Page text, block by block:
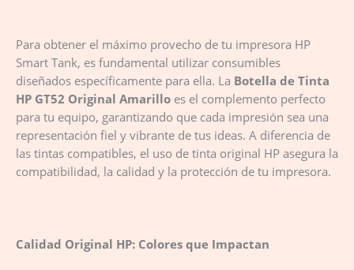
Para obtener el máximo provecho de tu impresora HP
Smart Tank, es fundamental utilizar consumibles
diseñados específicamente para ella. La Botella de Tinta
HP GT52 Original Amarillo es el complemento perfecto
para tu equipo, garantizando que cada impresión sea una
representación fiel y vibrante de tus ideas. A diferencia de
las tintas compatibles, el uso de tinta original HP asegura la
compatibilidad, la calidad y la protección de tu impresora.
Calidad Original HP: Colores que Impactan